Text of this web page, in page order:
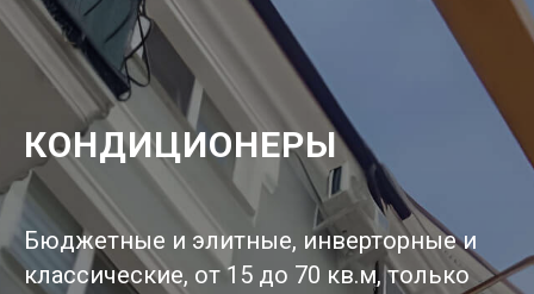
КОНДИЦИОНЕРЫ
Бюджетные и элитные, инверторные и
классические, от 15 до 70 кв.м, только